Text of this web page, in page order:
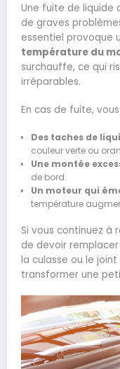
Une fuite de liquide
de graves
essentiel provoque
température du
surchauffe, ce qui
irréparables.
En cas de fuite,
Des taches de
couleur verte ou
Une montée
de bord.
Un moteur qui
température
Si vous continuez à
de devoir
la culasse ou le
transformer une